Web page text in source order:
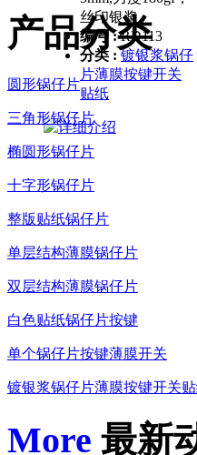
丝印银浆
编号 :RD113
分类 :镀银浆锅仔
片薄膜按键开关
贴纸
产品分类
圆形锅仔片
三角形锅仔片
椭圆形锅仔片
十字形锅仔片
整版贴纸锅仔片
单层结构薄膜锅仔片
双层结构薄膜锅仔片
白色贴纸锅仔片按键
单个锅仔片按键薄膜开关
镀银浆锅仔片薄膜按键开关
More 最新